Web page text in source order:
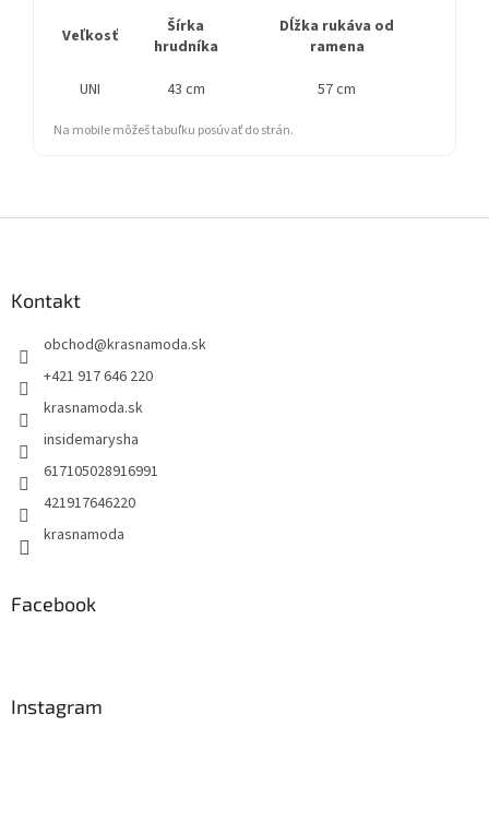
Veľkosť
Šírka
hrudníka
Dĺžka rukáva od
ramena
UNI 43 cm 57 cm
Na mobile môžeš tabuľku posúvať do strán.
Kontakt
obchod@krasnamoda.sk
+421 917 646 220
krasnamoda.sk
insidemarysha
617105028916991
421917646220
krasnamoda
Facebook
Instagram